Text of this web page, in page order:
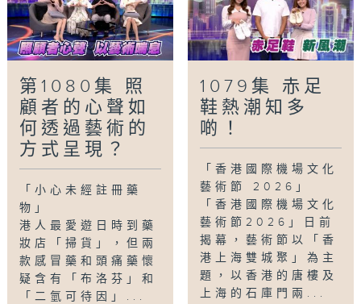
學廚。至今成為Chef George的他，於8年間
已開設了7間餐廳，經歷過的艱難與挑戰不足為
外人道，而他仍專心一意貢獻飲食界，身體力行
Tag: 凝聚香港 ,Hong Kong United,社會
民生,資訊,學廚 ,崔潔彤 張嘉儀
心聲,衞生署, 註冊藥物 銀行工,雙軌人生Plus
第1080集 照
顧者的心聲如
何透過藝術的
方式呈現？
「小心未經註冊藥
物」
港人最愛遊日時到藥
妝店「掃貨」，但兩
款感冒藥和頭痛藥懷
疑含有「布洛芬」和
「二氫可待因」...
1079集 赤足
鞋熱潮知多
啲！
「香港國際機場文化
藝術節 2026」
「香港國際機場文化
藝術節2026」日前
揭幕，藝術節以「香
港上海雙城聚」為主
題，以香港的唐樓及
上海的石庫門兩...